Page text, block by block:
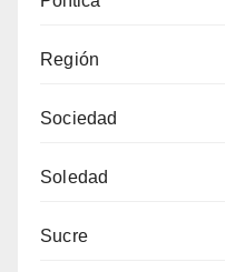
Región
Sociedad
Soledad
Sucre